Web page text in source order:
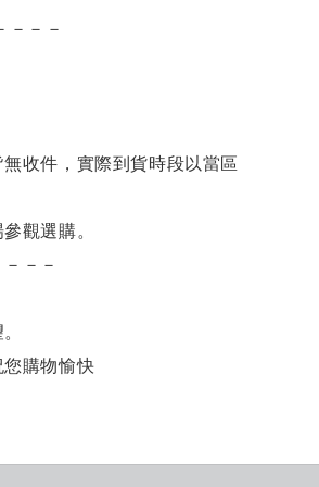
－－－
收件，實際到貨時段以當區
觀選購。
－－
購物愉快